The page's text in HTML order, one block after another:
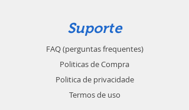
Suporte
FAQ (perguntas frequentes)
Politicas de Compra
Politica de privacidade
Termos de uso